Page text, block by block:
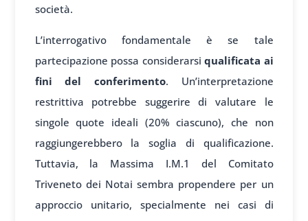
società.
L’interrogativo fondamentale è se tale
partecipazione possa considerarsi qualificata ai
fini del conferimento. Un’interpretazione
restrittiva potrebbe suggerire di valutare le
singole quote ideali (20% ciascuno), che non
raggiungerebbero la soglia di qualificazione.
Tuttavia, la Massima I.M.1 del Comitato
Triveneto dei Notai sembra propendere per un
approccio unitario, specialmente nei casi di